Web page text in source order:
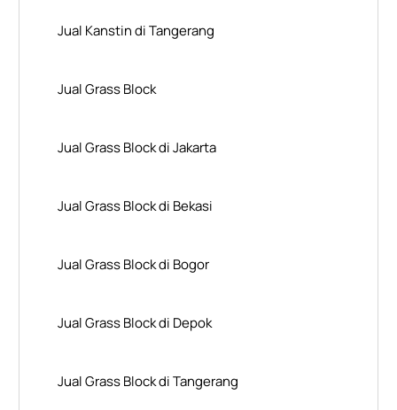
Jual Kanstin di Tangerang
Jual Grass Block
Jual Grass Block di Jakarta
Jual Grass Block di Bekasi
Jual Grass Block di Bogor
Jual Grass Block di Depok
Jual Grass Block di Tangerang